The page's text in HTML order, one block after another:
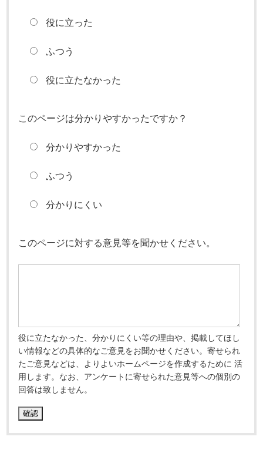
役に立った
ふつう
役に立たなかった
このページは分かりやすかったですか？
分かりやすかった
ふつう
分かりにくい
このページに対する意見等を聞かせください。
役に立たなかった、分かりにくい等の理由や、掲載してほし
い情報などの具体的なご意見をお聞かせください。寄せられ
たご意見などは、よりよいホームページを作成するために 活
用します。なお、アンケートに寄せられた意見等への個別の
回答は致しません。